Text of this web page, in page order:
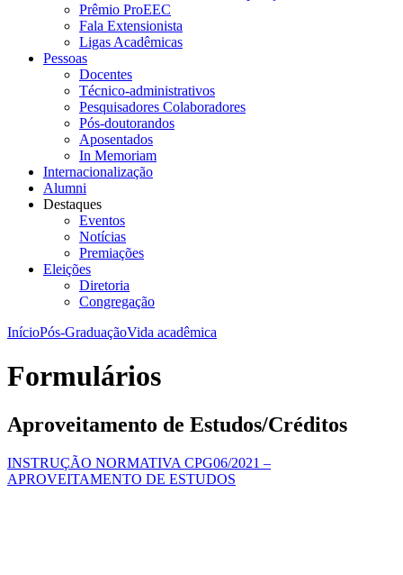
Prêmio ProEEC
Fala Extensionista
Ligas Acadêmicas
Pessoas
Docentes
Técnico-administrativos
Pesquisadores Colaboradores
Pós-doutorandos
Aposentados
In Memoriam
Internacionalização
Alumni
Destaques
Eventos
Notícias
Premiações
Eleições
Diretoria
Congregação
InícioPós-GraduaçãoVida acadêmica
Formulários
Aproveitamento de Estudos/Créditos
INSTRUÇÃO NORMATIVA CPG06/2021 –
APROVEITAMENTO DE ESTUDOS